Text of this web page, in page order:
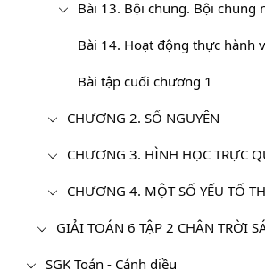
Bài 13. Bội chung. Bội chung
Bài 14. Hoạt động thực hành
Bài tập cuối chương 1
CHƯƠNG 2. SỐ NGUYÊN
CHƯƠNG 4. MỘT SỐ YẾU TỐ
GIẢI TOÁN 6 TẬP 2 CHÂN TRỜI
SGK Toán - Cánh diều